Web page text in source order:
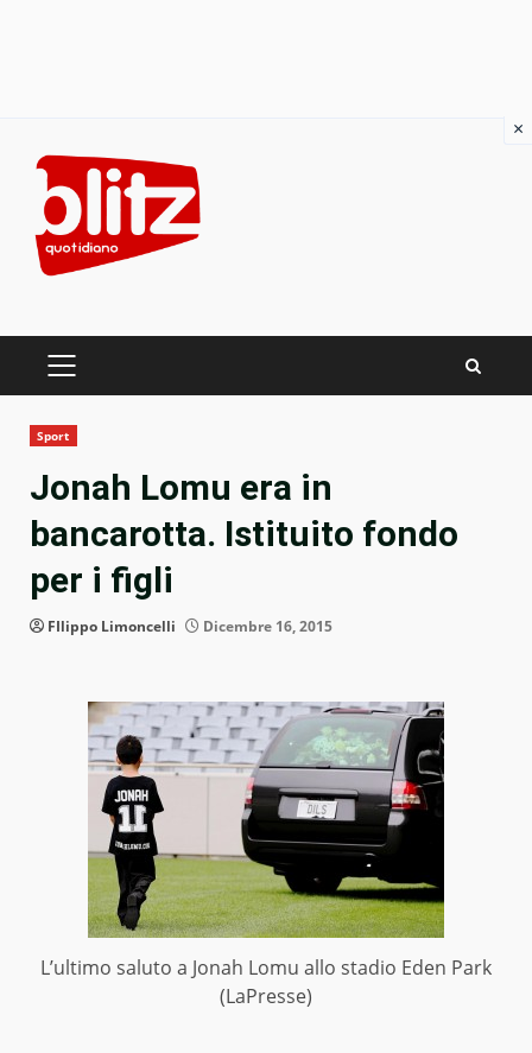
content
PRIMARY
Sport
Jonah Lomu era in
bancarotta. Istituito fondo
per i figli
FIlippo Limoncelli Dicembre 16, 2015
L’ultimo saluto a Jonah Lomu allo stadio Eden Park
(LaPresse)
×